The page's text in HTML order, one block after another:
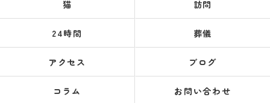
猫 訪問
24時間 葬儀
アクセス ブログ
コラム お問い合わせ